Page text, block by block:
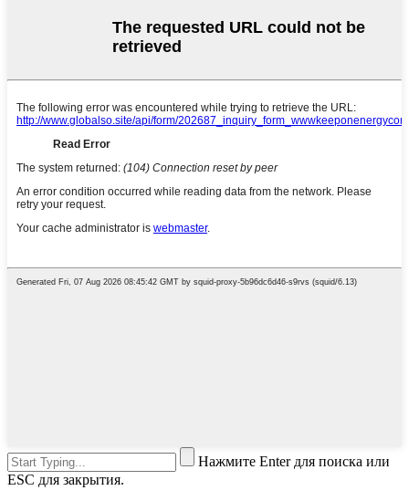
Нажмите Enter для поиска или
ESC для закрытия.